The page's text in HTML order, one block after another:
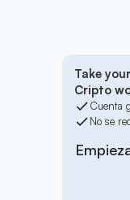
Take
Cripto
Cuenta
No se